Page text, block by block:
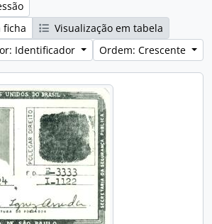
ficha
Visualização em tabela
Identificador
Ordem: Crescente